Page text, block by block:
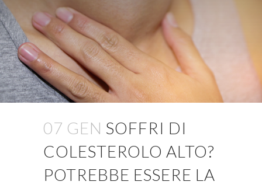
07 GEN SOFFRI DI
COLESTEROLO ALTO?
POTREBBE ESSERE LA